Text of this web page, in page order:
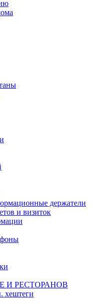
держатели
и визиток
И РЕСТОРАНОВ